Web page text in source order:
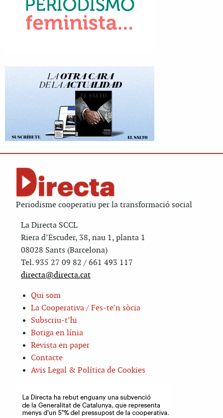
Periodisme cooperatiu per la transformació social
La Directa SCCL
Riera d’Escuder, 38, nau 1, planta 1
08028 Sants (Barcelona)
Tel. 935 27 09 82 / 661 493 117
directa@directa.cat
Qui som
La Cooperativa / Fes-te’n sòcia
Subscriu-t’hi
Botiga en línia
Revista en paper
Contacte
Avis Legal & Política de Cookies